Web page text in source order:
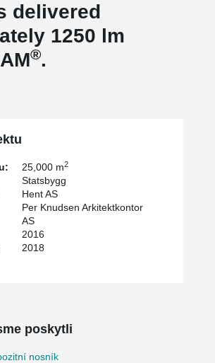
delivered
1250 lm
®.
25,000 m2
Statsbygg
Hent AS
Per Knudsen Arkitektkontor
AS
2016
2018
poskytli
nosník